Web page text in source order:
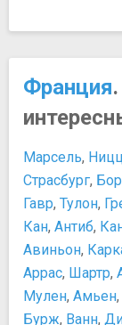
Кабаре Crazy
Кабаре
Мулен Руж
Ресторан
Луксорский
Мемориал
Скульптура
Парки и
Булонский
Диснейленд
Развлечения
Куда пойти
Лайфхаки
Покупки
Когда
Таможня и
Торговые
Шопинг в
Еда и напитки
Бесплатные
Кое-что о еде
Коньяк
Франция
Марсель,
Страсбург,
Гавр, Тулон,
Кан, Антиб,
Авиньон,
Аррас, Шартр,
Мулен, Амьен,
Бурж, Ванн,